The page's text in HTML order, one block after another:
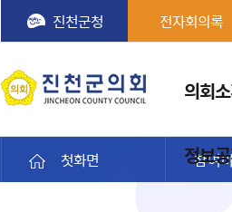
진천군의회
진천군청 전자회의록
의회
정보
첫화면 참여